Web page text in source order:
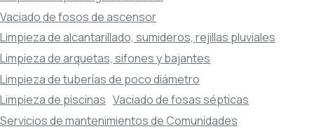
Vaciado de fosos de ascensor
Limpieza de alcantarillado, sumideros, rejillas pluviales
Limpieza de arquetas, sifones y bajantes
Limpieza de tuberías de poco diámetro
Limpieza de piscinas Vaciado de fosas sépticas
Servicios de mantenimientos de Comunidades